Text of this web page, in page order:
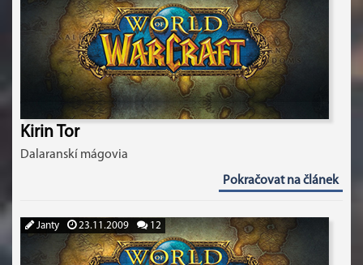
Kirin Tor
Dalaranskí mágovia
Pokračovat na článek
Janty 23.11.2009 12